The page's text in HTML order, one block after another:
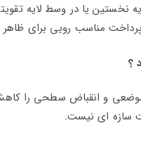
نخستین یا در وسط لایه
پرداخت مناسب رویی برای
؟
و انقباض سطحی را کاهش
سازه‌ ای نیست.